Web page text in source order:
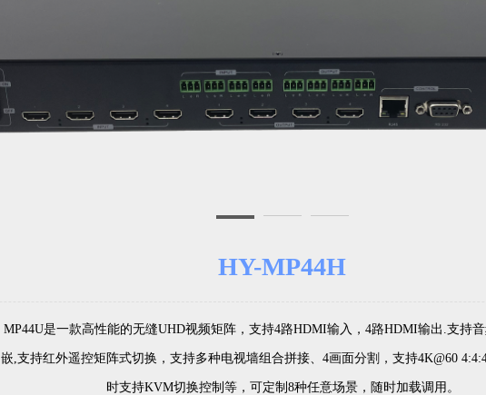
HY-MP44H
MP44U是一款高性能的无缝UHD视频矩阵，支持4路HDMI输入，4路HDMI输出.支持
嵌,支持红外遥控矩阵式切换，支持多种电视墙组合拼接、4画面分割，支持4K@60
时支持KVM切换控制等，可定制8种任意场景，随时加载调用。